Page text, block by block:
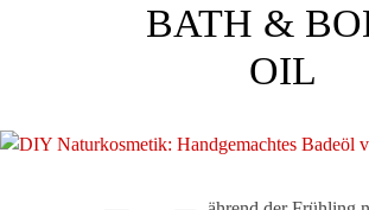
BATH &
OIL